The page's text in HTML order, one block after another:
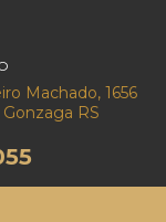
Machado, 1656
RS